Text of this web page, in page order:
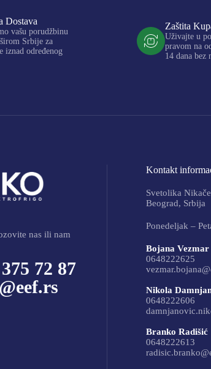
Dostava
vašu porudžbinu
Srbije za
iznad određenog
Zaštita
Uživajte u
pravom na
14 dana bez
nas ili nam
72 87
Kontakt
Svetolika
Beograd, Srbija
Ponedeljak –
Bojana Vezmar
0648222625
Nikola
0648222606
Branko Radišić
0648222613